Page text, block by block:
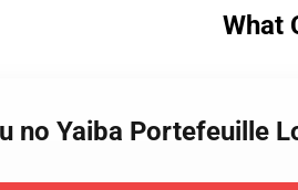
What
no Yaiba Portefeuille